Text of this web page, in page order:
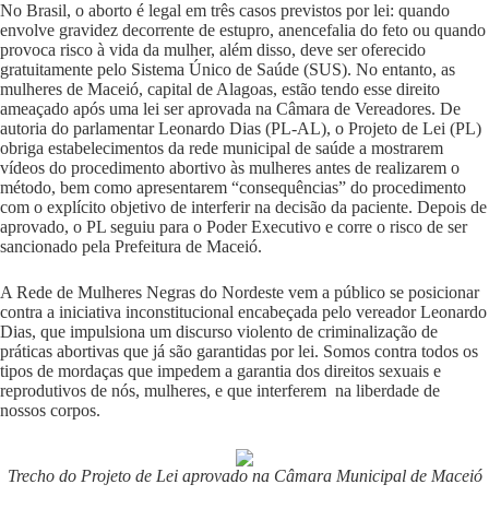
No Brasil, o aborto é legal em três casos previstos por lei: quando
envolve gravidez decorrente de estupro, anencefalia do feto ou quando
provoca risco à vida da mulher, além disso, deve ser oferecido
gratuitamente pelo Sistema Único de Saúde (SUS). No entanto, as
mulheres de Maceió, capital de Alagoas, estão tendo esse direito
ameaçado após uma lei ser aprovada na Câmara de Vereadores. De
autoria do parlamentar Leonardo Dias (PL-AL), o Projeto de Lei (PL)
obriga estabelecimentos da rede municipal de saúde a mostrarem
vídeos do procedimento abortivo às mulheres antes de realizarem o
método, bem como apresentarem “consequências” do procedimento
com o explícito objetivo de interferir na decisão da paciente. Depois de
aprovado, o PL seguiu para o Poder Executivo e corre o risco de ser
sancionado pela Prefeitura de Maceió.
A Rede de Mulheres Negras do Nordeste vem a público se posicionar
contra a iniciativa inconstitucional encabeçada pelo vereador Leonardo
Dias, que impulsiona um discurso violento de criminalização de
práticas abortivas que já são garantidas por lei. Somos contra todos os
tipos de mordaças que impedem a garantia dos direitos sexuais e
reprodutivos de nós, mulheres, e que interferem na liberdade de
nossos corpos.
Trecho do Projeto de Lei aprovado na Câmara Municipal de Maceió